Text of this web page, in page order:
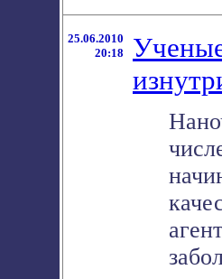
25.06.2010
20:18